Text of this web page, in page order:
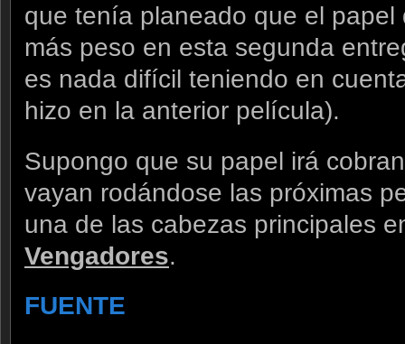
que tenía planeado que el
más peso en esta segunda
es nada difícil teniendo en
hizo en la anterior película).
Supongo que su papel irá
vayan rodándose las próximas
una de las cabezas principales
Vengadores.
FUENTE